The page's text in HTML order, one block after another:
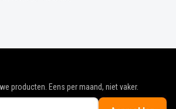
producten. Eens per maand, niet vaker.